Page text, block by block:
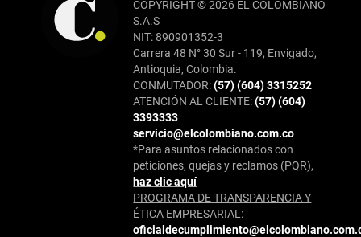
COPYRIGHT © 2026 EL COLOMBIANO
S.A.S
NIT: 890901352-3
Carrera 48 N° 30 Sur - 119, Envigado,
Antioquia, Colombia.
CONMUTADOR:(57) (604) 3315252
ATENCIÓN AL CLIENTE:(57) (604)
3393333
servicio@elcolombiano.com.co
*Para asuntos relacionados con
peticiones, quejas y reclamos (PQR),
haz clic aquí
PROGRAMA DE TRANSPARENCIA Y
ÉTICA EMPRESARIAL: